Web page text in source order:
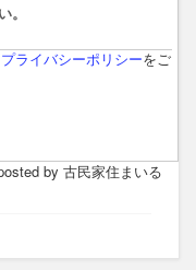
。
プライバシーポリシーをご
by 古民家住まいる